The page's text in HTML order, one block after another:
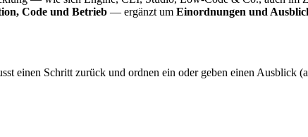
Code und Betrieb — ergänzt um Einordnungen und
einen Schritt zurück und ordnen ein oder geben einen Ausblick